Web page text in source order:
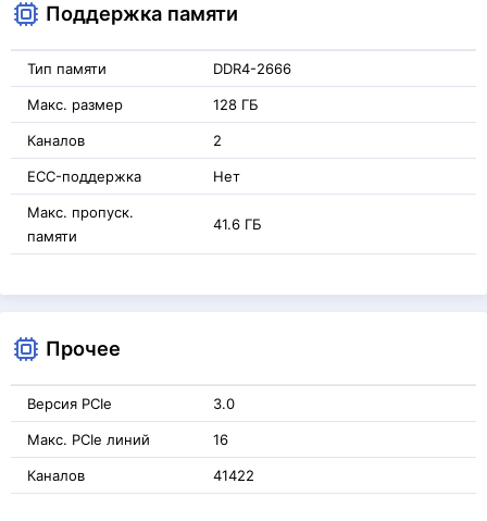
Поддержка памяти
Тип памяти DDR4-2666
Макс. размер 128 ГБ
Каналов 2
ECC-поддержка Нет
Макс. пропуск.
памяти
41.6 ГБ
Прочее
Версия PCIe 3.0
Макс. PCIe линий 16
Каналов 41422